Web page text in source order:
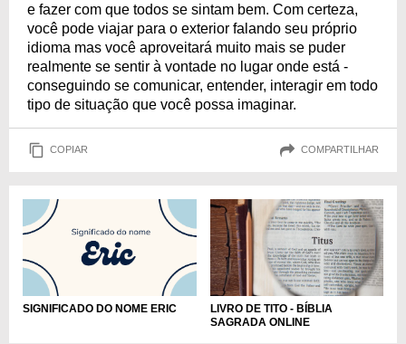
e fazer com que todos se sintam bem. Com certeza,
você pode viajar para o exterior falando seu próprio
idioma mas você aproveitará muito mais se puder
realmente se sentir à vontade no lugar onde está -
conseguindo se comunicar, entender, interagir em todo
tipo de situação que você possa imaginar.
COPIAR COMPARTILHAR
SIGNIFICADO DO NOME ERIC
LIVRO DE TITO - BÍBLIA
SAGRADA ONLINE